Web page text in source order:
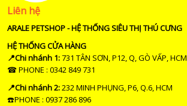
Liên hệ
ARALE PETSHOP - HỆ THỐNG SIÊU THỊ THÚ CƯNG
HỆ THỐNG CỬA HÀNG
📍Chi nhánh 1:731 TÂN SƠN, P12, Q, GÒ VẤP, HCM
☎ PHONE : 0342 849 731
📍Chi nhánh 2:232 MINH PHỤNG, P6, Q.6, HCM
☎️PHONE : 0937 286 896